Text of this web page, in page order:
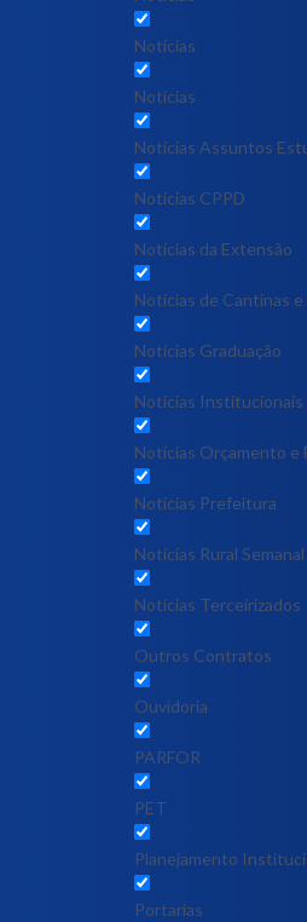
Notícias
Notícias
Notícias Assuntos
Notícias CPPD
Notícias da Extensão
Notícias de Cantinas e
Notícias Graduação
Notícias Institucionais
Notícias Orçamento e
Notícias Prefeitura
Notícias Rural Semanal
Notícias Terceirizados
Outros Contratos
Ouvidoria
PARFOR
PET
Planejamento
Portarias